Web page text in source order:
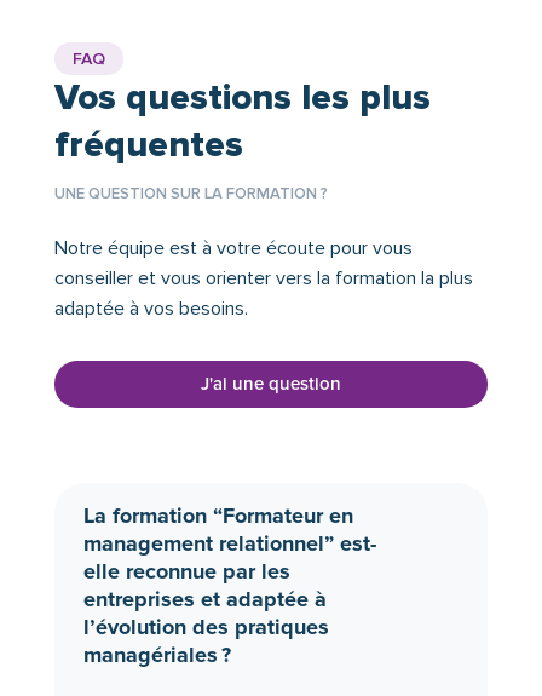
FAQ
Vos questions les plus
fréquentes
UNE QUESTION SUR LA FORMATION ?
Notre équipe est à votre écoute pour vous
conseiller et vous orienter vers la formation la plus
adaptée à vos besoins.
J'ai une question
La formation “Formateur en
management relationnel” est-
elle reconnue par les
entreprises et adaptée à
l’évolution des pratiques
managériales ?